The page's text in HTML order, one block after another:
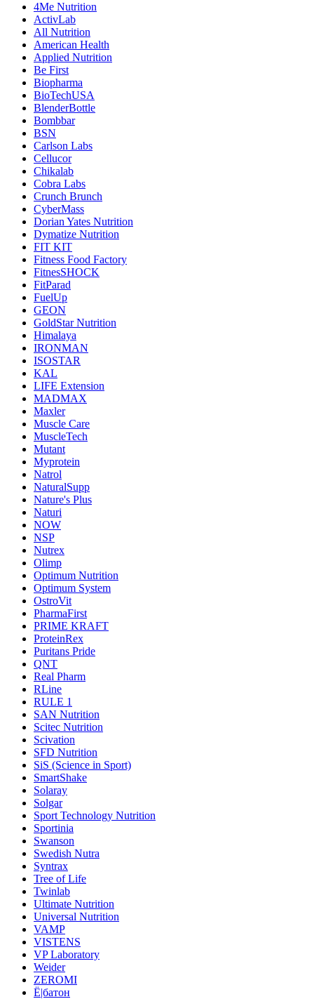
4Me Nutrition
ActivLab
All Nutrition
American Health
Applied Nutrition
Be First
Biopharma
BioTechUSA
BlenderBottle
Bombbar
BSN
Carlson Labs
Cellucor
Chikalab
Cobra Labs
Crunch Brunch
CyberMass
Dorian Yates Nutrition
Dymatize Nutrition
FIT KIT
Fitness Food Factory
FitnesSHOCK
FitParad
FuelUp
GEON
GoldStar Nutrition
Himalaya
IRONMAN
ISOSTAR
KAL
LIFE Extension
MADMAX
Maxler
Muscle Care
MuscleTech
Mutant
Myprotein
Natrol
NaturalSupp
Nature's Plus
Naturi
NOW
NSP
Nutrex
Olimp
Optimum Nutrition
Optimum System
OstroVit
PharmaFirst
PRIME KRAFT
ProteinRex
Puritans Pride
QNT
Real Pharm
RLine
RULE 1
SAN Nutrition
Scitec Nutrition
Scivation
SFD Nutrition
SiS (Science in Sport)
SmartShake
Solaray
Solgar
Sport Technology Nutrition
Sportinia
Swanson
Swedish Nutra
Syntrax
Tree of Life
Twinlab
Ultimate Nutrition
Universal Nutrition
VAMP
VISTENS
VP Laboratory
Weider
ZEROMI
Ё|батон